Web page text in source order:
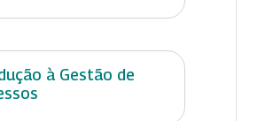
à Gestão de